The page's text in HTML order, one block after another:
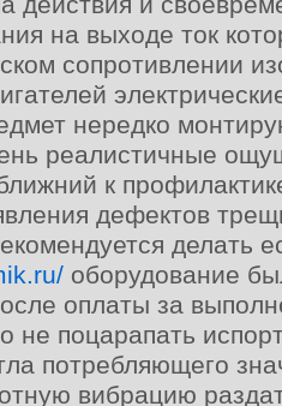
на выходе ток
сопротивлении
нередко
реалистичные
к
дефектов
делать
оборудование
оплаты за
не поцарапать
потребляющего
вибрацию